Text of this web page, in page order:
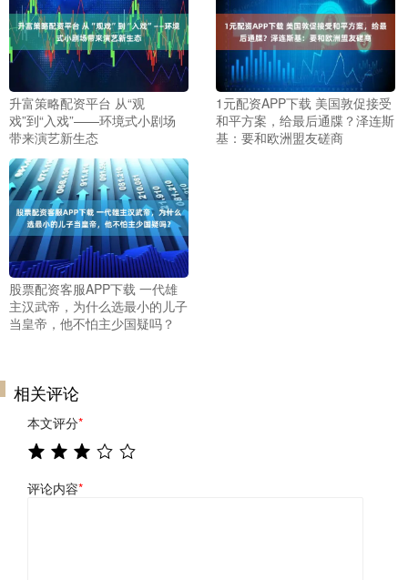
升富策略配资平台 从“观
戏”到“入戏”——环境式小剧场
带来演艺新生态
1元配资APP下载 美国敦促接受
和平方案，给最后通牒？泽连斯
基：要和欧洲盟友磋商
股票配资客服APP下载 一代雄
主汉武帝，为什么选最小的儿子
当皇帝，他不怕主少国疑吗？
相关评论
本文评分*
评论内容*